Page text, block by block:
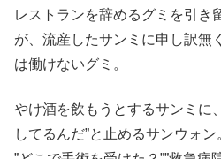
レストランを辞めるグミを引き
が、流産したサンミに申し訳無
は働けないグミ。
やけ酒を飲もうとするサンミに
してるんだ”と止めるサンウォン